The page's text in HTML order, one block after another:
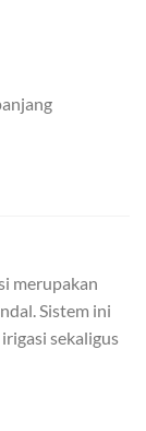
merupakan
Sistem ini
sekaligus